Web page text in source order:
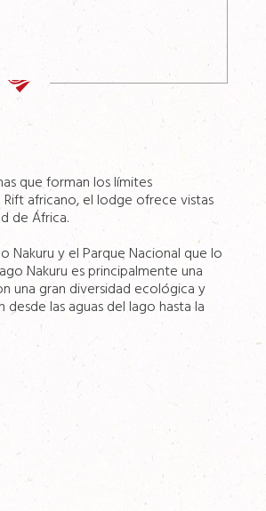
que forman los límites
africano, el lodge ofrece vistas
de África.
Nakuru y el Parque Nacional que lo
Nakuru es principalmente una
una gran diversidad ecológica y
las aguas del lago hasta la